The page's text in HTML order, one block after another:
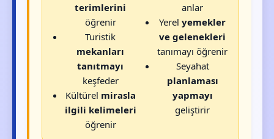
terimlerini
öğrenir
Turistik
mekanları
tanıtmayı
keşfeder
Kültürel mirasla
ilgili kelimeleri
öğrenir
anlar
Yerelyemekler
ve gelenekleri
tanımayı öğrenir
Seyahat
planlaması
yapmayı
geliştirir